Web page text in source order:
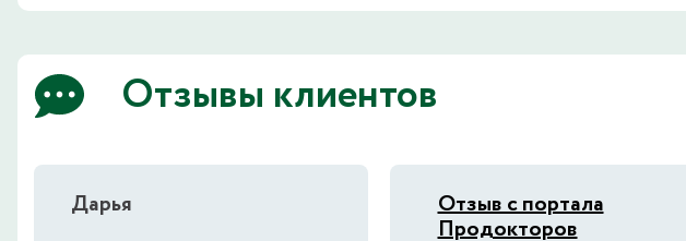
Отзывы клиентов
Дарья Отзыв с портала
Продокторов